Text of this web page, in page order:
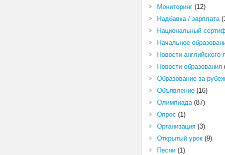
Мониторинг(12)
Надбавка / зарплата
Национальный
Начальное
Новости английского
Новости образования
Образование за
Объявление(16)
Олимпиада(87)
Опрос (1)
Организация(3)
Открытый урок(9)
Песни(1)